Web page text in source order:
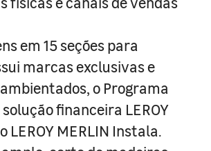
em 15 seções para
marcas exclusivas e
o Programa
financeira LEROY
LEROY MERLIN Instala.